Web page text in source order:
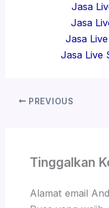
Jasa
Jasa
Jasa
Jasa Live
PREVIOUS
Tinggalkan
Alamat email